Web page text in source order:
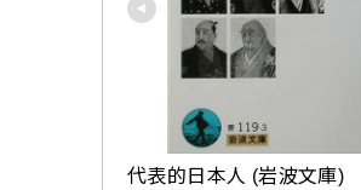
代表的日本人 (岩波文庫)